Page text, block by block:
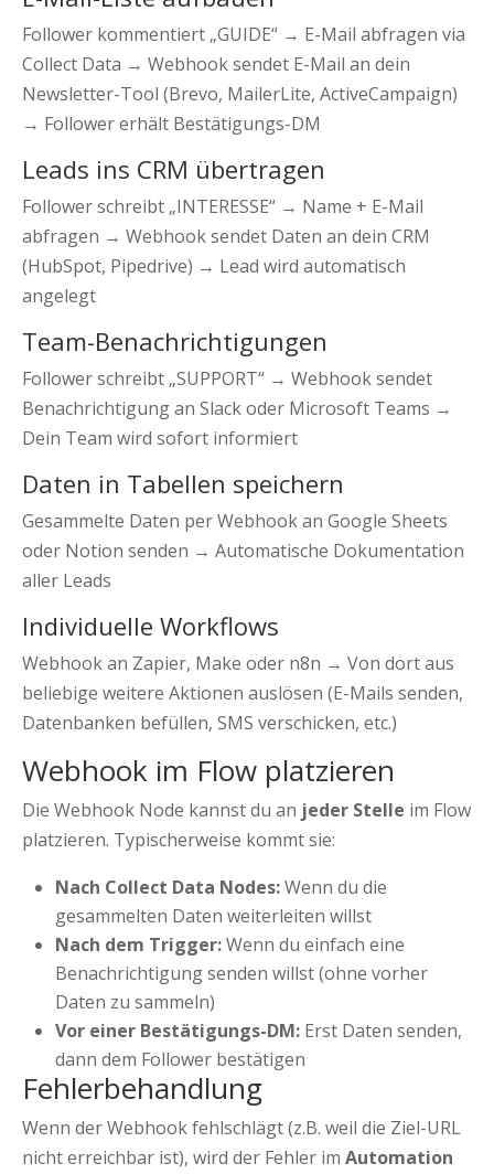
Follower kommentiert „GUIDE“ → E-Mail abfragen via
Collect Data → Webhook sendet E-Mail an dein
Newsletter-Tool (Brevo, MailerLite, ActiveCampaign)
→ Follower erhält Bestätigungs-DM
Leads ins CRM übertragen
Follower schreibt „INTERESSE“ → Name + E-Mail
abfragen → Webhook sendet Daten an dein CRM
(HubSpot, Pipedrive) → Lead wird automatisch
angelegt
Team-Benachrichtigungen
Follower schreibt „SUPPORT“ → Webhook sendet
Benachrichtigung an Slack oder Microsoft Teams →
Dein Team wird sofort informiert
Daten in Tabellen speichern
Gesammelte Daten per Webhook an Google Sheets
oder Notion senden → Automatische Dokumentation
aller Leads
Individuelle Workflows
Webhook an Zapier, Make oder n8n → Von dort aus
beliebige weitere Aktionen auslösen (E-Mails senden,
Datenbanken befüllen, SMS verschicken, etc.)
Webhook im Flow platzieren
Die Webhook Node kannst du an jeder Stelle im Flow
platzieren. Typischerweise kommt sie:
Nach Collect Data Nodes:Wenn du die
gesammelten Daten weiterleiten willst
Nach dem Trigger:Wenn du einfach eine
Benachrichtigung senden willst (ohne vorher
Daten zu sammeln)
Vor einer Bestätigungs-DM: Erst Daten senden,
dann dem Follower bestätigen
Fehlerbehandlung
Wenn der Webhook fehlschlägt (z.B. weil die Ziel-URL
nicht erreichbar ist), wird der Fehler im Automation